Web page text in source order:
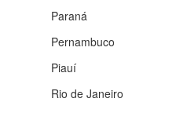
Paraná
Pernambuco
Piauí
Rio de Janeiro